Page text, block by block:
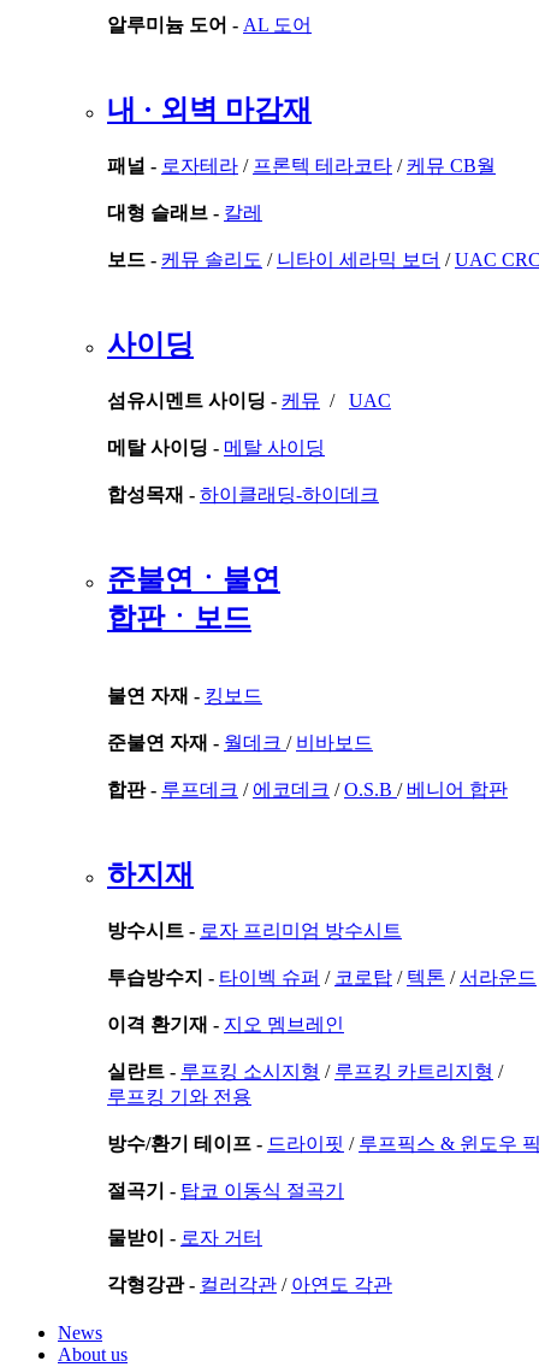
알루미늄 도어 - AL 도어
내 · 외벽 마감재
패널 - 로자테라 / 프론텍 테라코타 / 케뮤 CB월
대형 슬래브 - 칼레
보드 - 케뮤 솔리도 / 니타이 세라믹 보더 /UAC
사이딩
섬유시멘트 사이딩 - 케뮤 / UAC
메탈 사이딩 - 메탈 사이딩
합성목재 - 하이클래딩-하이데크
준불연ㆍ불연
합판ㆍ보드
불연 자재 - 킹보드
준불연 자재 - 월데크 / 비바보드
합판 - 루프데크 / 에코데크 /O.S.B / 베니어 합판
하지재
방수시트 - 로자 프리미엄 방수시트
투습방수지 - 타이벡 슈퍼 / 코로탑 / 텍톤 /서라운드
이격 환기재 - 지오 멤브레인
실란트 - 루프킹 소시지형 / 루프킹 카트리지형 /
루프킹 기와 전용
방수/환기 테이프 - 드라이핏 / 루프픽스 & 윈도우
절곡기 - 탑코 이동식 절곡기
물받이 - 로자 거터
각형강관 - 컬러각관 / 아연도 각관
News
About us